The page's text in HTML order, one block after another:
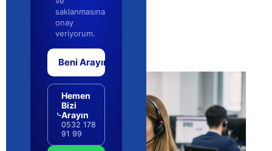
saklanmasına
onay
veriyorum.
Beni Arayın
Hemen
Bizi
Arayın
0532 178
91 99